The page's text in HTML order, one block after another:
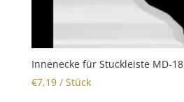
Innenecke für Stuckleiste MD-18
€7,19/ Stück